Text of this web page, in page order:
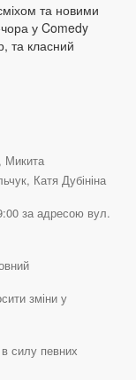
та новими
у Comedy
та класний
Микита
Катя Дубініна
за адресою вул.
зміни у
силу певних